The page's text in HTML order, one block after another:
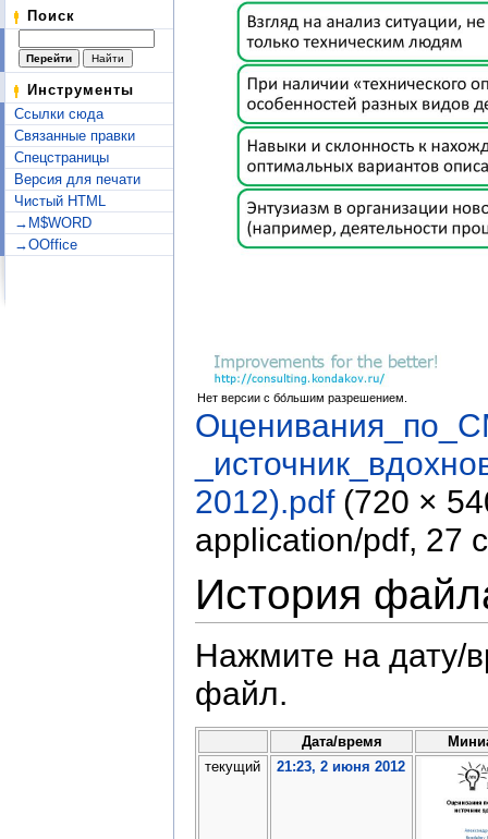
Поиск
Инструменты
Ссылки сюда
Связанные правки
Спецстраницы
Версия для печати
Чистый HTML
→M$WORD
→OOffice
Нет версии с бо́льшим разрешением.
2012).pdf‎ (720 ×
application/pdf, 27
История
Нажмите на дату/
файл.
Дата/время
текущий
21:23, 2 июня 2012